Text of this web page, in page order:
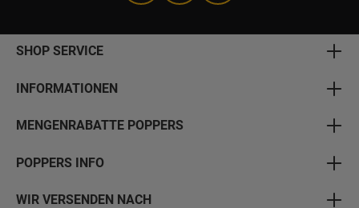
SHOP SERVICE
INFORMATIONEN
MENGENRABATTE POPPERS
POPPERS INFO
WIR VERSENDEN NACH